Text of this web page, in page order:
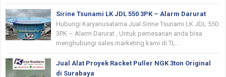
Sirine Tsunami LK JDL 550 3PK – Alarm Darurat
Hubungi Karyanusatama Jual Sirine Tsunami LK JDL 550
3PK – Alarm Darurat , Untuk pemesanan anda bisa
menghubungi sales marketing kami di TL...
Jual Alat Proyek Racket Puller NGK 3ton Original
di Surabaya